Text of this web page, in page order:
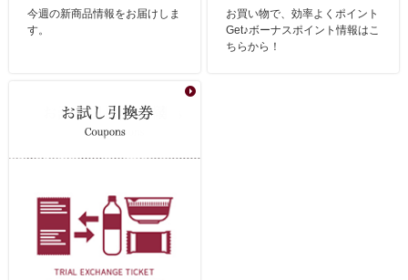
今週の新商品情報をお届けしま
す。
お買い物で、効率よくポイント
Get♪ボーナスポイント情報はこ
ちらから！